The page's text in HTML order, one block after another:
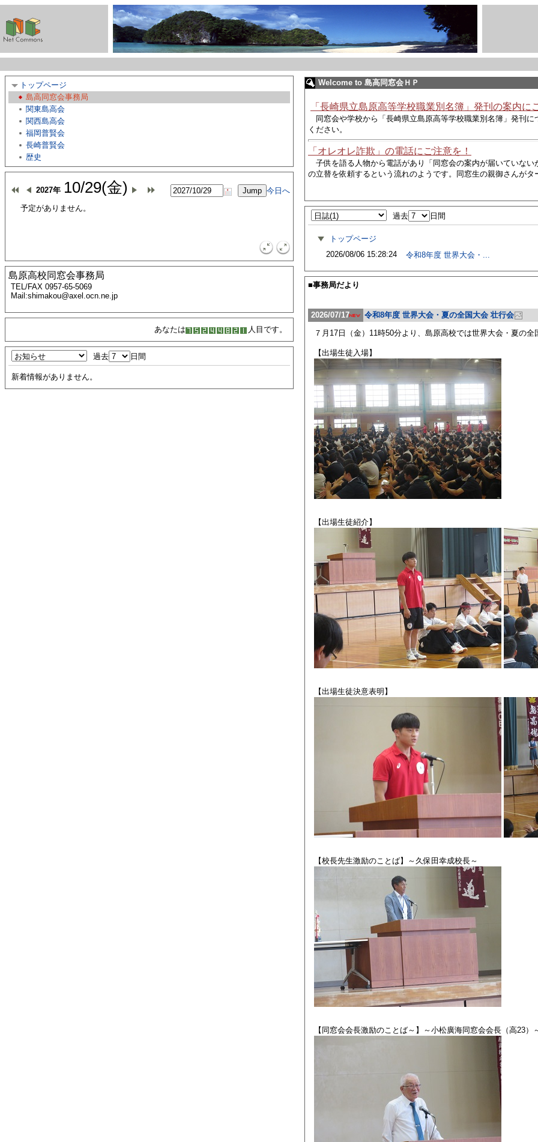
トップページ
島高同窓会事務局
関東島高会
関西島高会
福岡普賢会
長崎普賢会
歴史
2027年 10/29(金)
今日へ
予定がありません。
島原高校同窓会事務局
TEL/FAX 0957-65-5069
Mail:shimakou@axel.ocn.ne.jp
あなたは 人目です。
過去 日間
新着情報がありません。
Welcome to 島高同窓会ＨＰ
「長崎県立島原高等学校職業別名簿」発刊の案内に
同窓会や学校から 「長崎県立島原高等学校職業別名簿」発刊
ください。
「オレオレ詐欺」の電話にご注意を！
子供を語る人物から電話があり
「同窓会の案内が届いていな
の立替を依頼するという流れのようです。同窓生の親御さんが
過去 日間
トップページ
2026/08/06 15:28:24
令和8年度 世界大会・...
■事務局だより
2026/07/17
令和8年度 世界大会・夏の全国大会 壮行会
７月17日（金）11時50分より、島原高校では世界大会・夏の
【出場生徒入場】
【出場生徒紹介】
【出場生徒決意表明】
【校長先生激励のことば】～久保田幸成校長～
【同窓会会長激励のことば～】～小松廣海同窓会会長（高23）